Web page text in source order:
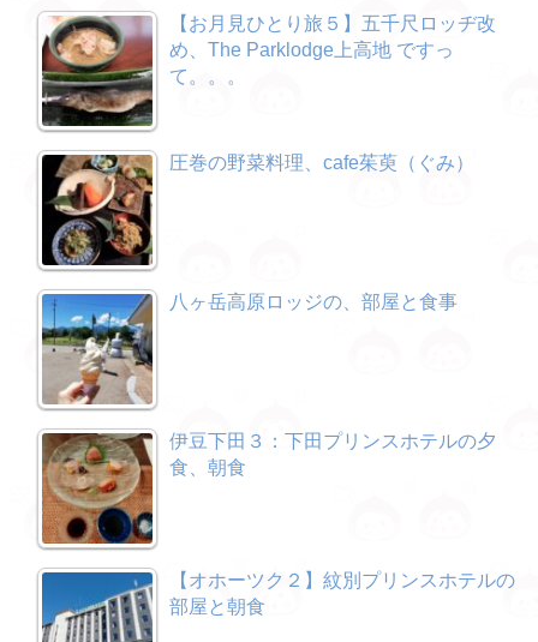
【お月見ひとり旅５】五千尺ロッヂ改
め、The Parklodge上高地 ですっ
て。。。
圧巻の野菜料理、cafe茱萸（ぐみ）
八ヶ岳高原ロッジの、部屋と食事
伊豆下田３：下田プリンスホテルの夕
食、朝食
【オホーツク２】紋別プリンスホテルの
部屋と朝食